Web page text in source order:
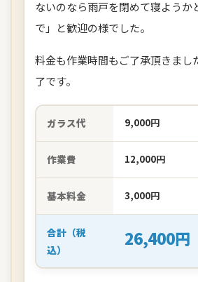
ないのなら雨戸を閉めて寝ようか
で」と歓迎の様でした。
料金も作業時間もご了承頂きまし
了です。
ガラス代 9,000円
作業費 12,000円
基本料金 3,000円
合計（税
込）
26,400円